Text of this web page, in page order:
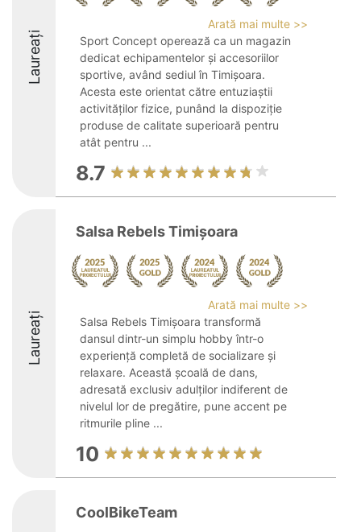
Laureați
Arată mai multe >>
Sport Concept operează ca un magazin
dedicat echipamentelor și accesoriilor
sportive, având sediul în Timișoara.
Acesta este orientat către entuziaștii
activităților fizice, punând la dispoziție
produse de calitate superioară pentru
atât pentru ...
8.7
Laureați
Salsa Rebels Timișoara
Arată mai multe >>
Salsa Rebels Timișoara transformă
dansul dintr-un simplu hobby într-o
experiență completă de socializare și
relaxare. Această școală de dans,
adresată exclusiv adulților indiferent de
nivelul lor de pregătire, pune accent pe
ritmurile pline ...
10
CoolBikeTeam